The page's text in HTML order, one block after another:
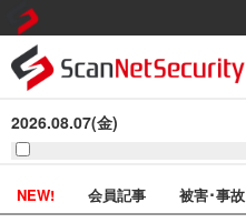
2026.08.07(金)
NEW! 会員記事 被害･事故